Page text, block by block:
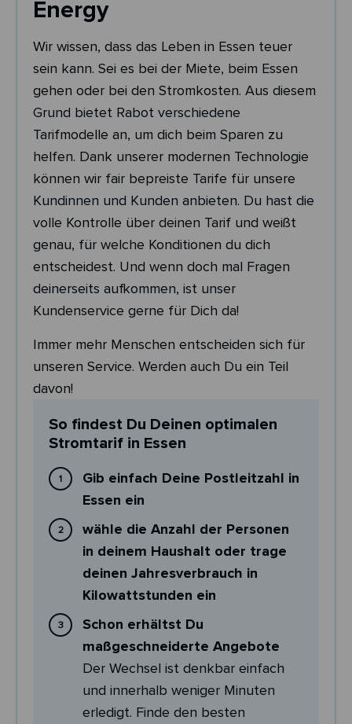
Energy
Wir wissen, dass das Leben in Essen teuer
sein kann. Sei es bei der Miete, beim Essen
gehen oder bei den Stromkosten. Aus diesem
Grund bietet Rabot verschiedene
Tarifmodelle an, um dich beim Sparen zu
helfen. Dank unserer modernen Technologie
können wir fair bepreiste Tarife für unsere
Kundinnen und Kunden anbieten. Du hast die
volle Kontrolle über deinen Tarif und weißt
genau, für welche Konditionen du dich
entscheidest. Und wenn doch mal Fragen
deinerseits aufkommen, ist unser
Kundenservice gerne für Dich da!
Immer mehr Menschen entscheiden sich für
unseren Service. Werden auch Du ein Teil
davon!
So findest Du Deinen optimalen
Stromtarif in Essen
Gib einfach Deine Postleitzahl in
Essen ein
wähle die Anzahl der Personen
in deinem Haushalt oder trage
deinen Jahresverbrauch in
Kilowattstunden ein
Schon erhältst Du
maßgeschneiderte Angebote
Der Wechsel ist denkbar einfach
und innerhalb weniger Minuten
erledigt. Finde den besten